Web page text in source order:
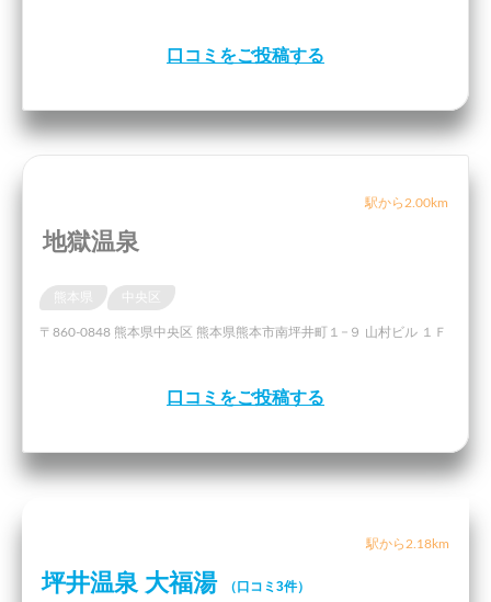
口コミをご投稿する
駅から2.00km
地獄温泉
中央区
〒860-0848 熊本県中央区 熊本県熊本市南坪井町１−９ 山村ビル １Ｆ
口コミをご投稿する
駅から2.18km
坪井温泉 大福湯 （口コミ3件）